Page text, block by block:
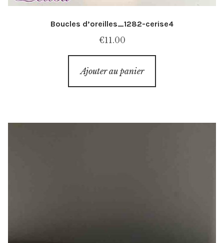
Boucles d’oreilles_1282-cerise4
€11.00
Ajouter au panier